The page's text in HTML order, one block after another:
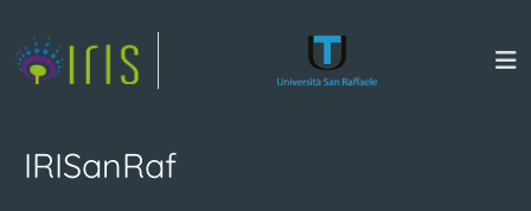
IRISanRaf